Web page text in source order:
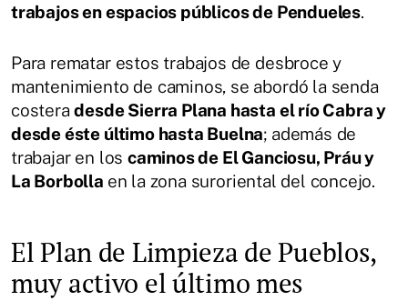
trabajos en espacios públicos de Pendueles.
Para rematar estos trabajos de desbroce y
mantenimiento de caminos, se abordó la senda
costeradesde Sierra Plana hasta el río Cabra y
desde éste último hasta Buelna; además de
trabajar en los caminos de El Ganciosu, Práu y
La Borbolla en la zona suroriental del concejo.
El Plan de Limpieza de Pueblos,
muy activo el último mes